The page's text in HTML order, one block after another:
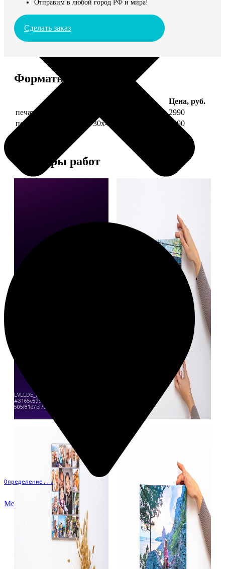
Определение...
Меню
Отправим в любой город РФ и мира!
Сделать заказ
Форматы и цены
Цена, руб.
печать фото на холсте 30х40 на подрамнике 2990
печать фото на холсте 30х40 в раме
5490
Примеры работ